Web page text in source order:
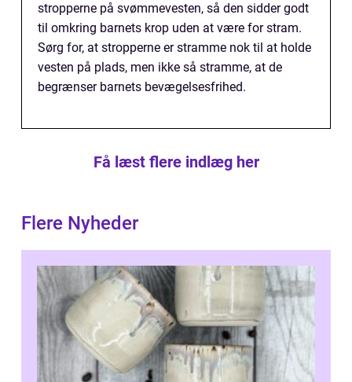
stropperne på svømmevesten, så den sidder godt
til omkring barnets krop uden at være for stram.
Sørg for, at stropperne er stramme nok til at holde
vesten på plads, men ikke så stramme, at de
begrænser barnets bevægelsesfrihed.
Få læst flere indlæg her
Flere Nyheder